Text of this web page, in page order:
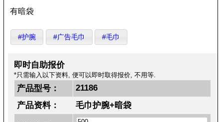
有暗袋
#护腕 #广告毛巾 #毛巾
即时自助报价
*只需输入以下资料, 便可以即时取得报价, 不用等.
产品型号：
21186
产品资料：
毛巾护腕+暗袋